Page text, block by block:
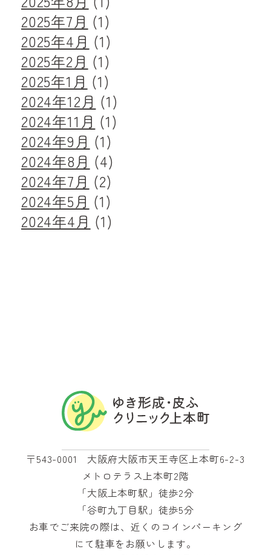
2025年7月 (1)
2025年4月 (1)
2025年2月 (1)
2025年1月 (1)
2024年12月 (1)
2024年11月 (1)
2024年9月 (1)
2024年8月 (4)
2024年7月 (2)
2024年5月 (1)
2024年4月 (1)
〒543-0001 大阪府大阪市天王寺区上本町6-2-3
メトロテラス上本町2階
「大阪上本町駅」徒歩2分
「谷町九丁目駅」徒歩5分
お車でご来院の際は、近くのコインパーキング
にて駐車をお願いします。